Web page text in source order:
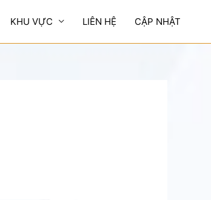
KHU VỰC LIÊN HỆ CẬP NHẬT